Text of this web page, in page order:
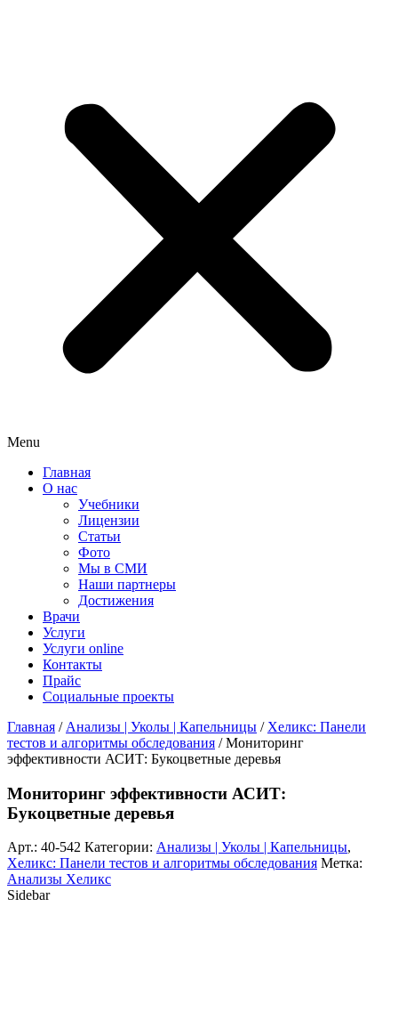
Menu
Главная
О нас
Учебники
Лицензии
Статьи
Фото
Мы в СМИ
Наши партнеры
Достижения
Врачи
Услуги
Услуги online
Контакты
Прайс
Социальные проекты
Главная / Анализы | Уколы | Капельницы / Хеликс: Панели
тестов и алгоритмы обследования / Мониторинг
эффективности АСИТ: Букоцветные деревья
Мониторинг эффективности АСИТ:
Букоцветные деревья
Арт.: 40-542 Категории: Анализы | Уколы | Капельницы,
Хеликс: Панели тестов и алгоритмы обследования Метка:
Анализы Хеликс
Sidebar